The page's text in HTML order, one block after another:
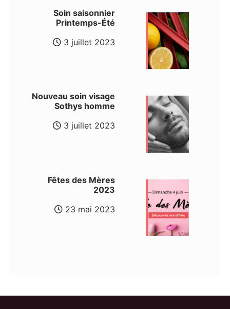
Soin saisonnier
Printemps-Été
3 juillet 2023
Nouveau soin visage
Sothys homme
3 juillet 2023
Fêtes des Mères
2023
23 mai 2023